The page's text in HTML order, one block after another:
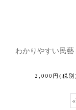
わかりやすい民藝
2,000 円 (税別
«